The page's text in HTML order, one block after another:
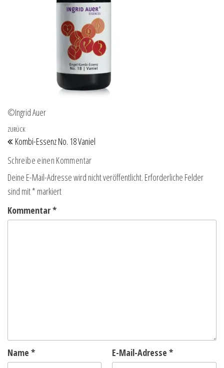
©Ingrid Auer
Beitragsnavigation
Vorheriger Beitrag
ZURÜCK
Kombi-Essenz No. 18 Vaniel
Schreibe einen Kommentar
Deine E-Mail-Adresse wird nicht veröffentlicht. Erforderliche Felder
sind mit* markiert
Kommentar*
Name * E-Mail-Adresse *